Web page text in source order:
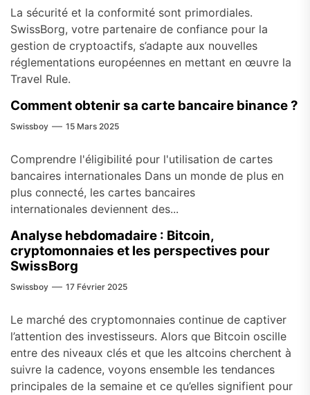
La sécurité et la conformité sont primordiales.
SwissBorg, votre partenaire de confiance pour la
gestion de cryptoactifs, s’adapte aux nouvelles
réglementations européennes en mettant en œuvre la
Travel Rule.
Comment obtenir sa carte bancaire binance ?
Swissboy 15 Mars 2025
Comprendre l'éligibilité pour l'utilisation de cartes
bancaires internationales Dans un monde de plus en
plus connecté, les cartes bancaires
internationales deviennent des...
Analyse hebdomadaire : Bitcoin,
cryptomonnaies et les perspectives pour
SwissBorg
Swissboy 17 Février 2025
Le marché des cryptomonnaies continue de captiver
l’attention des investisseurs. Alors que Bitcoin oscille
entre des niveaux clés et que les altcoins cherchent à
suivre la cadence, voyons ensemble les tendances
principales de la semaine et ce qu’elles signifient pour